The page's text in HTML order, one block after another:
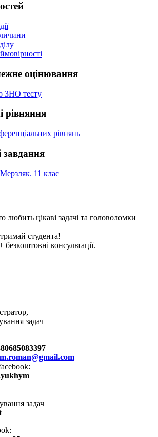
оцінювання
ЗНО тесту
рівняння
рівнянь
завдання
11 клас
любить цікаві задачі та головоломки
студента!
консультації.
задач
задач